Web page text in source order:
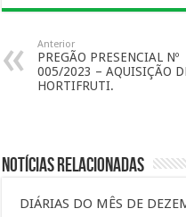
Anterior
PREGÃO PRESENCIAL Nº
005/2023 – AQUISIÇÃO
HORTIFRUTI.
Notícias Relacionadas
DIÁRIAS DO MÊS DE